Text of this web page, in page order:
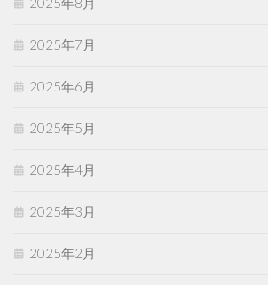
2025年7月
2025年6月
2025年5月
2025年4月
2025年3月
2025年2月